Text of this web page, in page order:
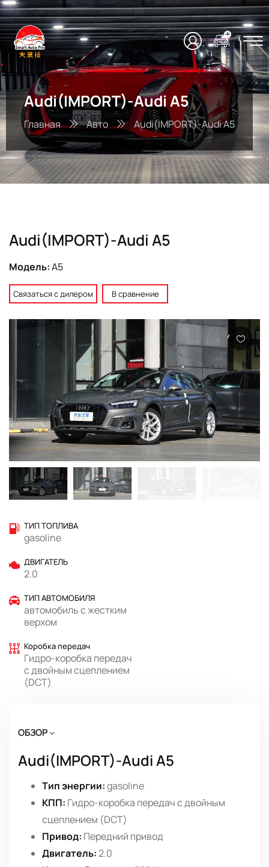
Audi(IMPORT)-Audi A5
Главная Авто Audi(IMPORT)-Audi A5
Audi(IMPORT)-Audi A5
Модель:A5
Связаться с дилером В сравнение
ТИП ТОПЛИВА
gasoline
ДВИГАТЕЛЬ
2.0
ТИП АВТОМОБИЛЯ
автомобиль с жестким
верхом
Коробка передач
Гидро-коробка передач
с двойным сцеплением
(DCT)
ОБЗОР
Audi(IMPORT)-Audi A5
Тип энергии:gasoline
КПП: Гидро-коробка передач с двойным
сцеплением (DCT)
Привод: Передний привод
Двигатель:2.0